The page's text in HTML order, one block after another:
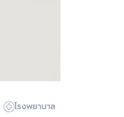
โรงพยาบาล